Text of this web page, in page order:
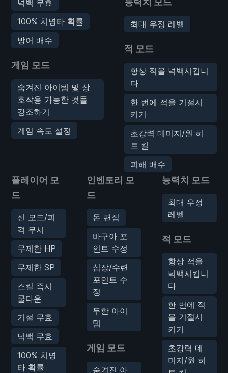
넉백 무효
100% 치명타 확률
방어 배수
게임 모드
숨겨진 아이템 및 상
호작용 가능한 것들
강조하기
게임 속도 설정
최대 우정 레벨
적 모드
항상 적을 넉백시킵니
다
한 번에 적을 기절시
키기
초강력 데미지/원 히
트 킬
피해 배수
플레이어 모
드
신 모드/피
격 무시
무제한 HP
무제한 SP
스킬 즉시
쿨다운
기절 무효
넉백 무효
100% 치명
타 확률
인벤토리 모
드
돈 편집
바구아 포
인트 수정
심장/수련
포인트 수
정
무한 아이
템
게임 모드
숨겨진 아
능력치 모드
최대 우정
레벨
적 모드
항상 적을
넉백시킵니
다
한 번에 적
을 기절시
키기
초강력 데
미지/원 히